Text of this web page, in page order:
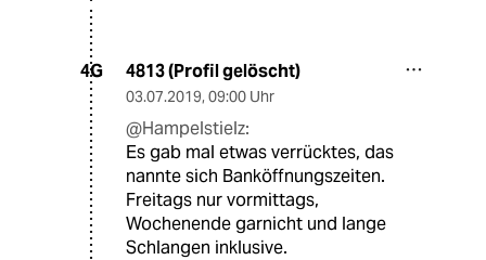
4G 4813 (Profil gelöscht)
03.07.2019, 09:00 Uhr
@Hampelstielz:
Es gab mal etwas verrücktes, das
nannte sich Banköffnungszeiten.
Freitags nur vormittags,
Wochenende garnicht und lange
Schlangen inklusive.